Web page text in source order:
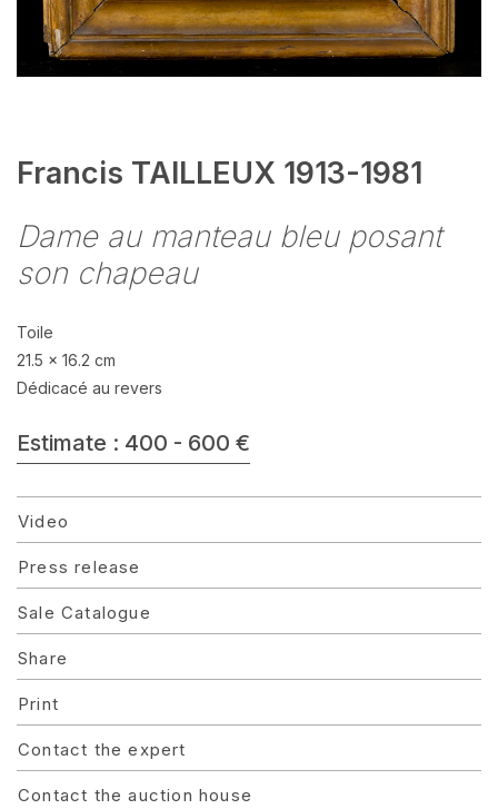
Francis TAILLEUX 1913-1981
Dame au manteau bleu posant
son chapeau
Toile
21.5 x 16.2 cm
Dédicacé au revers
Estimate : 400 - 600 €
Video
Press release
Sale Catalogue
Share
Print
Contact the expert
Contact the auction house